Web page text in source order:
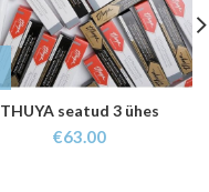
THUYA seatud 3 ühes
€63.00